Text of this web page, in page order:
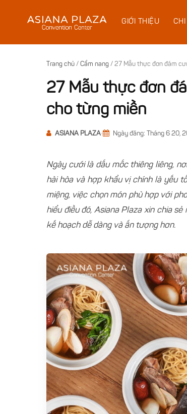
GIỚI THIỆU
Trang chủ / Cẩm nang / 27 Mẫu thực đơn đám
27 Mẫu thực đơn
cho từng miền
ASIANA PLAZA• Ngày đăng: Tháng 6 20,
Ngày cưới là dấu mốc thiêng liêng,
hài hòa và hợp khẩu vị chính là yếu
miệng, việc chọn món phù hợp với
hiểu điều đó, Asiana Plaza xin chia
kế hoạch dễ dàng và ấn tượng hơn.